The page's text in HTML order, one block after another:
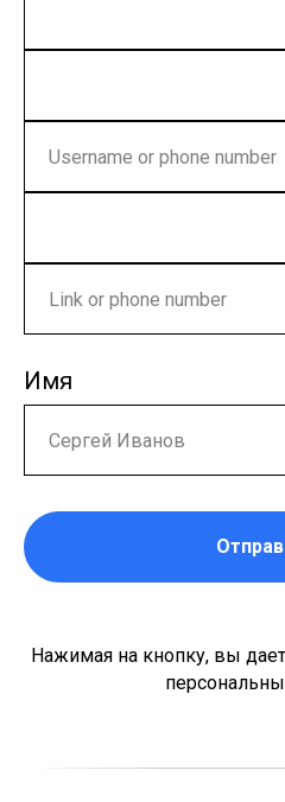
Имя
Нажимая на кнопку, вы